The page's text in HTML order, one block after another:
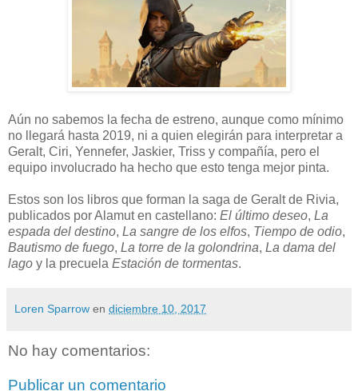
Aún no sabemos la fecha de estreno, aunque como mínimo
no llegará hasta 2019, ni a quien elegirán para interpretar a
Geralt, Ciri, Yennefer, Jaskier, Triss y compañía, pero el
equipo involucrado ha hecho que esto tenga mejor pinta.
Estos son los libros que forman la saga de Geralt de Rivia,
publicados por Alamut en castellano: El último deseo, La
espada del destino, La sangre de los elfos, Tiempo de odio,
Bautismo de fuego, La torre de la golondrina, La dama del
lago y la precuela Estación de tormentas.
Loren Sparrow en diciembre 10, 2017
No hay comentarios:
Publicar un comentario